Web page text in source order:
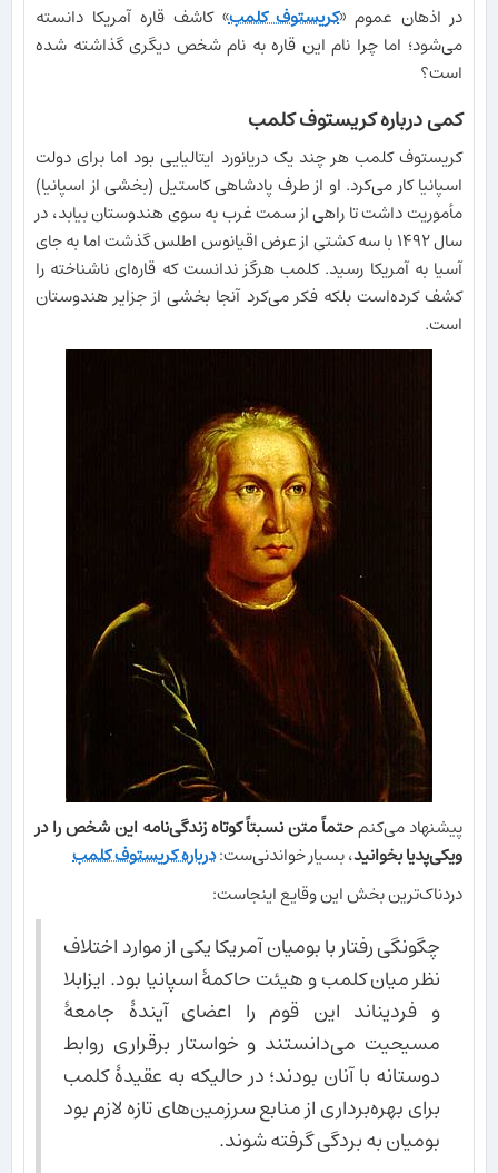
در اذهان عموم «کریستوف کلمب» کاشف قاره آمریکا دانسته
می‌شود؛ اما چرا نام این قاره به نام شخص دیگری گذاشته شده
است؟
کمی درباره کریستوف کلمب
کریستوف کلمب هر چند یک دریانورد ایتالیایی بود اما برای دولت
اسپانیا کار می‌کرد. او از طرف پادشاهی کاستیل (بخشی از اسپانیا)
مأموریت داشت تا راهی از سمت غرب به سوی هندوستان بیابد، در
سال ۱۴۹۲ با سه کشتی از عرض اقیانوس اطلس گذشت اما به جای
آسیا به آمریکا رسید. کلمب هرگز ندانست که قاره‌ای ناشناخته را
کشف کرده‌است بلکه فکر می‌کرد آنجا بخشی از جزایر هندوستان
است.
پیشنهاد می‌کنمحتماً متن نسبتاً کوتاه زندگی‌نامه این شخص را در
ویکی‌پدیا بخوانید، بسیار خواندنی‌ست:درباره کریستوف کلمب
دردناک‌ترین بخش این وقایع اینجاست:
چگونگی رفتار با بومیان آمریکا یکی از موارد اختلاف
نظر میان کلمب و هیئت حاکمهٔ اسپانیا بود. ایزابلا
و فردیناند این قوم را اعضای آیندهٔ جامعهٔ
مسیحیت می‌دانستند و خواستار برقراری روابط
دوستانه با آنان بودند؛ در حالیکه به عقیدهٔ کلمب
برای بهره‌برداری از منابع سرزمین‌های تازه لازم بود
بومیان به بردگی گرفته شوند.